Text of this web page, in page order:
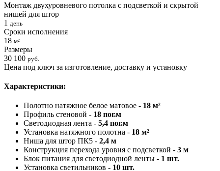
Монтаж двухуровневого потолка с подсветкой и скрытой
нишей для штор
1 день
Сроки исполнения
18 м²
Размеры
30 100 руб.
Цена под ключ за изготовление, доставку и установку
Характеристики:
Полотно натяжное белое матовое - 18 м²
Профиль стеновой - 18 пог.м
Светодиодная лента - 5,4 пог.м
Установка натяжного полотна - 18 м²
Ниша для штор ПК5 - 2,4 м
Конструкция перехода уровня с подсветкой - 3 м
Блок питания для светодиодной ленты - 1 шт.
Установка светильников - 10 шт.